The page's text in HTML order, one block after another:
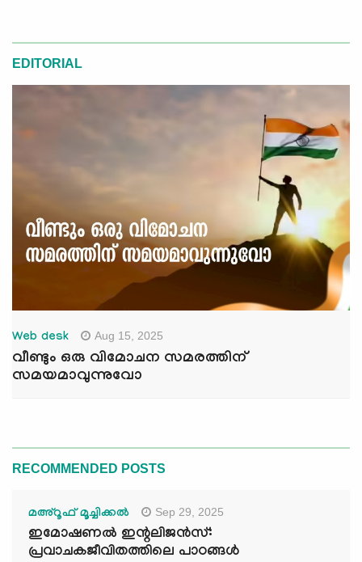
EDITORIAL
Web desk Aug 15, 2025
വീണ്ടും ഒരു വിമോചന സമരത്തിന്
സമയമാവുന്നുവോ
RECOMMENDED POSTS
മഅ്റൂഫ് മൂച്ചിക്കല്‍ Sep 29, 2025
ഇമോഷണൽ ഇന്റലിജൻസ്:
പ്രവാചകജീവിതത്തിലെ പാഠങ്ങൾ